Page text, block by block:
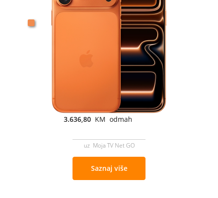
3.636,80 KM odmah
uz Moja TV Net GO
Saznaj više